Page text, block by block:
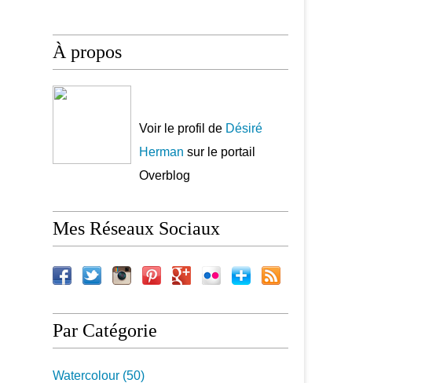
À propos
Voir le profil de Désiré
Herman sur le portail
Overblog
Mes Réseaux Sociaux
Par Catégorie
Watercolour (50)